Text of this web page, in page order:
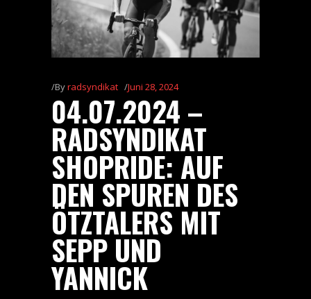
Byradsyndikat Juni 28, 2024
04.07.2024 –
RADSYNDIKAT
SHOPRIDE: AUF
DEN SPUREN DES
ÖTZTALERS MIT
SEPP UND
YANNICK